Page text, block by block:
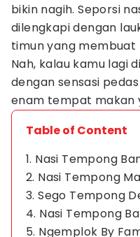
bikin nagih. Seporsi
dilengkapi dengan
timun yang membuat
Nah, kalau kamu lagi
dengan sensasi
enam tempat makan
Table of Content
1. Nasi Tempong
2. Nasi Tempong
3. Sego Tempong
4. Nasi Tempong
5. Ngemplok By